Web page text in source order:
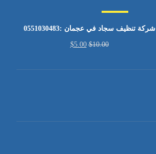
شركة تنظيف سجاد في عجمان :0551030483
$10.00
$5.00